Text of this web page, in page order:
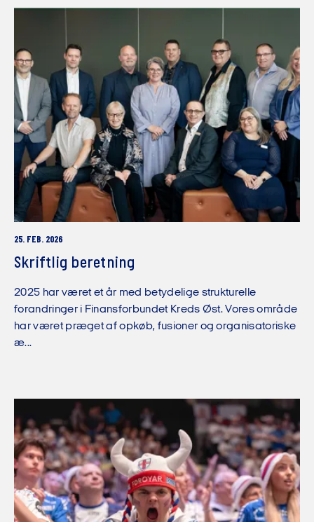
25. FEB. 2026
Skriftlig beretning
2025 har været et år med betydelige strukturelle
forandringer i Finansforbundet Kreds Øst. Vores område
har været præget af opkøb, fusioner og organisatoriske
æ...